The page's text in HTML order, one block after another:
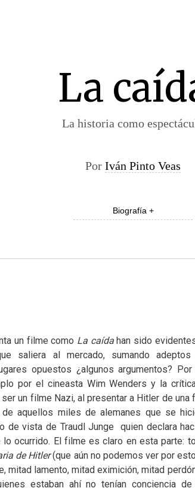
La
La historia como
Por Iván Pinto Veas
Biografía +
un filme como La caídahan sido
saliera al mercado, sumando
opuestos ¿algunos argumentos?
por el cineasta Wim Wenders y la
un filme Nazi, al presentar a Hitler de una
aquellos miles de alemanes que se
de vista de Traudl Junge quien declara
ocurrido. El filme es claro en esta parte:
de Hitler(que aún no podemos ver por
mitad lamento, mitad eximición, mitad
estaban ahí no tenían conciencia